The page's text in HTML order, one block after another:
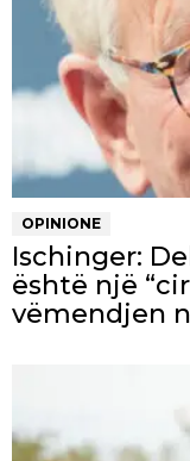
OPINIONE
Ischinger:
është një
vëmendjen